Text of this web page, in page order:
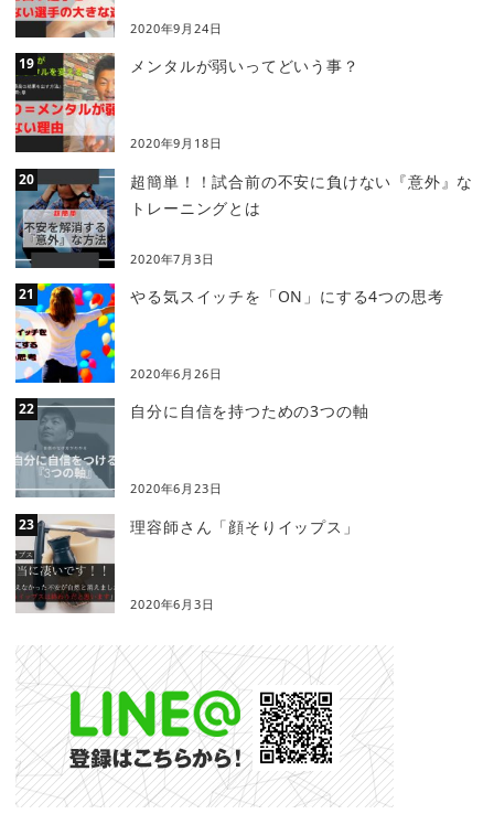
2020年9月24日
メンタルが弱いってどいう事？
2020年9月18日
超簡単！！試合前の不安に負けない『意外』な
トレーニングとは
2020年7月3日
やる気スイッチを「ON」にする4つの思考
2020年6月26日
自分に自信を持つための3つの軸
2020年6月23日
理容師さん「顔そりイップス」
2020年6月3日